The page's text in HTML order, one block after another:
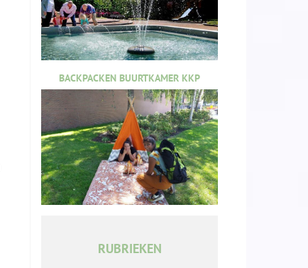
BACKPACKEN BUURTKAMER KKP
RUBRIEKEN